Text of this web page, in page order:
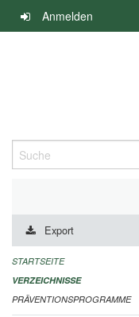
Navigation
überspringen
Anmelden
Suche
DURCHFÜHRUNG UND
IMPRESSUM
Export
STARTSEITE
VERZEICHNISSE
PRÄVENTIONSPROGRAMME